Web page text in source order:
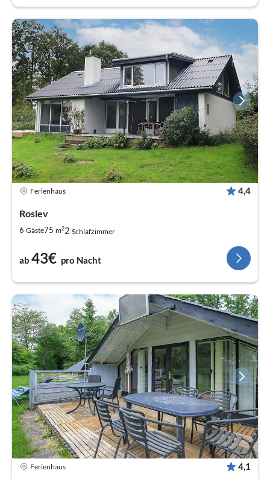
Ferienhaus 4,4
Roslev
6 Gäste75 m22 Schlafzimmer
ab 43€ pro Nacht
Ferienhaus 4,1